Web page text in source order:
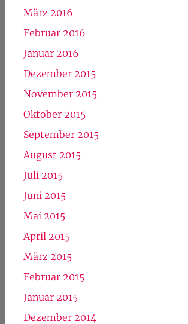
März 2016
Februar 2016
Januar 2016
Dezember 2015
November 2015
Oktober 2015
September 2015
August 2015
Juli 2015
Juni 2015
Mai 2015
April 2015
März 2015
Februar 2015
Januar 2015
Dezember 2014